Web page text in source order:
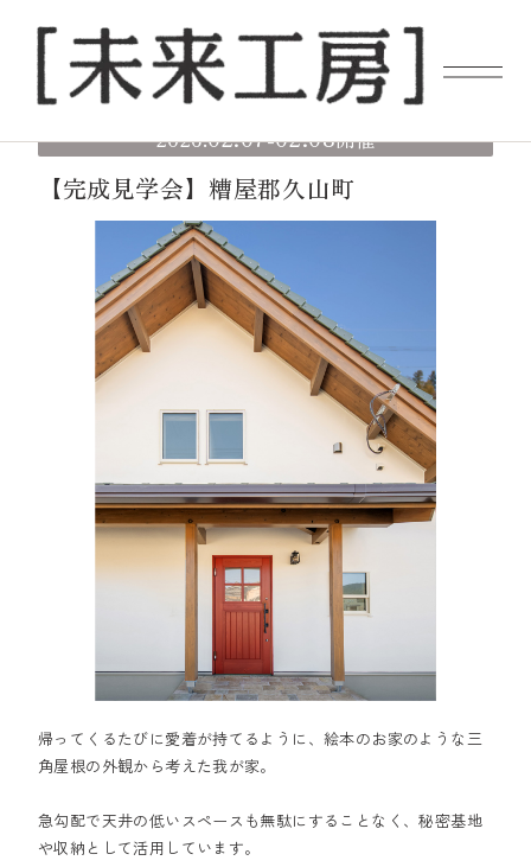
2026.02.07-02.08開催
【完成見学会】糟屋郡久山町
帰ってくるたびに愛着が持てるように、絵本のお家のような三
角屋根の外観から考えた我が家。
急勾配で天井の低いスペースも無駄にすることなく、秘密基地
や収納として活用しています。